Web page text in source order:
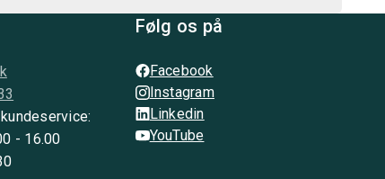
- 16.00
Følg os på
Facebook
Instagram
Linkedin
YouTube